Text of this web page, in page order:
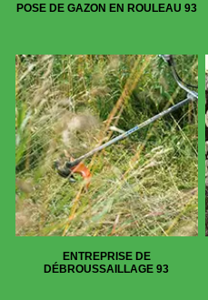
POSE DE GAZON EN ROULEAU 93
ENTREPRISE DE
DÉBROUSSAILLAGE 93